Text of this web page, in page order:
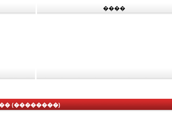
����
(��������)